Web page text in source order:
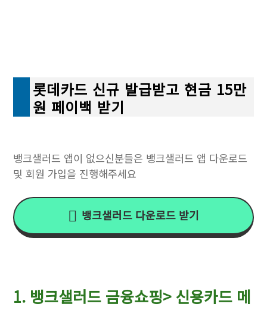
롯데카드 신규 발급받고 현금 15만
원 페이백 받기
뱅크샐러드 앱이 없으신분들은 뱅크샐러드 앱 다운로드
및 회원 가입을 진행해주세요
뱅크샐러드 다운로드 받기
1. 뱅크샐러드 금융쇼핑> 신용카드 메